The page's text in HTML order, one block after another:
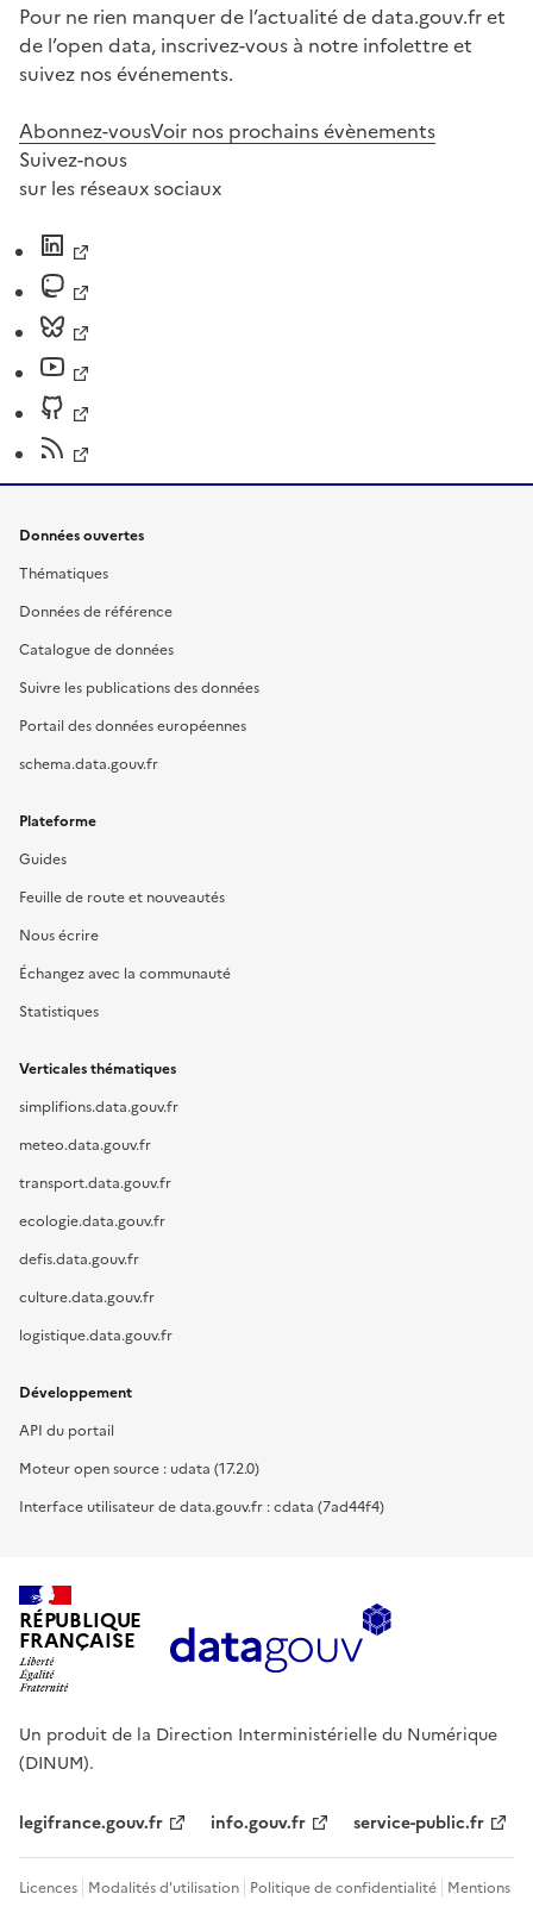
Pour ne rien manquer de l’actualité de data.gouv.fr et
de l’open data, inscrivez-vous à notre infolettre et
suivez nos événements.
Abonnez-vousVoir nos prochains évènements
Suivez-nous
sur les réseaux sociaux
Données ouvertes
Thématiques
Données de référence
Catalogue de données
Suivre les publications des données
Portail des données européennes
schema.data.gouv.fr
Plateforme
Guides
Feuille de route et nouveautés
Nous écrire
Échangez avec la communauté
Statistiques
Verticales thématiques
simplifions.data.gouv.fr
meteo.data.gouv.fr
transport.data.gouv.fr
ecologie.data.gouv.fr
defis.data.gouv.fr
culture.data.gouv.fr
logistique.data.gouv.fr
Développement
API du portail
Moteur open source : udata (17.2.0)
Interface utilisateur de data.gouv.fr : cdata (7ad44f4)
RÉPUBLIQUE
FRANÇAISE
Un produit de la Direction Interministérielle du Numérique
(DINUM).
legifrance.gouv.fr info.gouv.fr service-public.fr
Licences Modalités d'utilisation Politique de confidentialité Mentions